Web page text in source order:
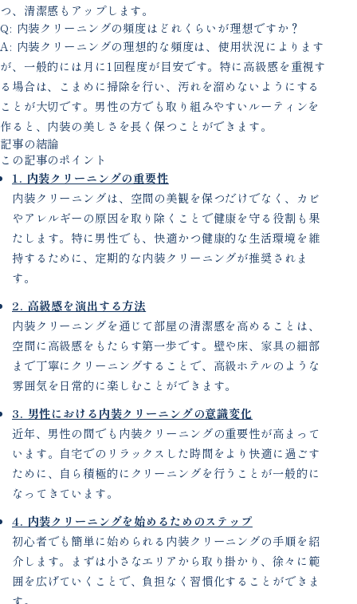
つ、清潔感もアップします。
Q: 内装クリーニングの頻度はどれくらいが理想ですか？
A: 内装クリーニングの理想的な頻度は、使用状況によります
が、一般的には月に1回程度が目安です。特に高級感を重視す
る場合は、こまめに掃除を行い、汚れを溜めないようにする
ことが大切です。男性の方でも取り組みやすいルーティンを
作ると、内装の美しさを長く保つことができます。
記事の結論
この記事のポイント
1. 内装クリーニングの重要性
内装クリーニングは、空間の美観を保つだけでなく、カビ
やアレルギーの原因を取り除くことで健康を守る役割も果
たします。特に男性でも、快適かつ健康的な生活環境を維
持するために、定期的な内装クリーニングが推奨されま
す。
2. 高級感を演出する方法
内装クリーニングを通じて部屋の清潔感を高めることは、
空間に高級感をもたらす第一歩です。壁や床、家具の細部
まで丁寧にクリーニングすることで、高級ホテルのような
雰囲気を日常的に楽しむことができます。
3. 男性における内装クリーニングの意識変化
近年、男性の間でも内装クリーニングの重要性が高まって
います。自宅でのリラックスした時間をより快適に過ごす
ために、自ら積極的にクリーニングを行うことが一般的に
なってきています。
4. 内装クリーニングを始めるためのステップ
初心者でも簡単に始められる内装クリーニングの手順を紹
介します。まずは小さなエリアから取り掛かり、徐々に範
囲を広げていくことで、負担なく習慣化することができま
す。